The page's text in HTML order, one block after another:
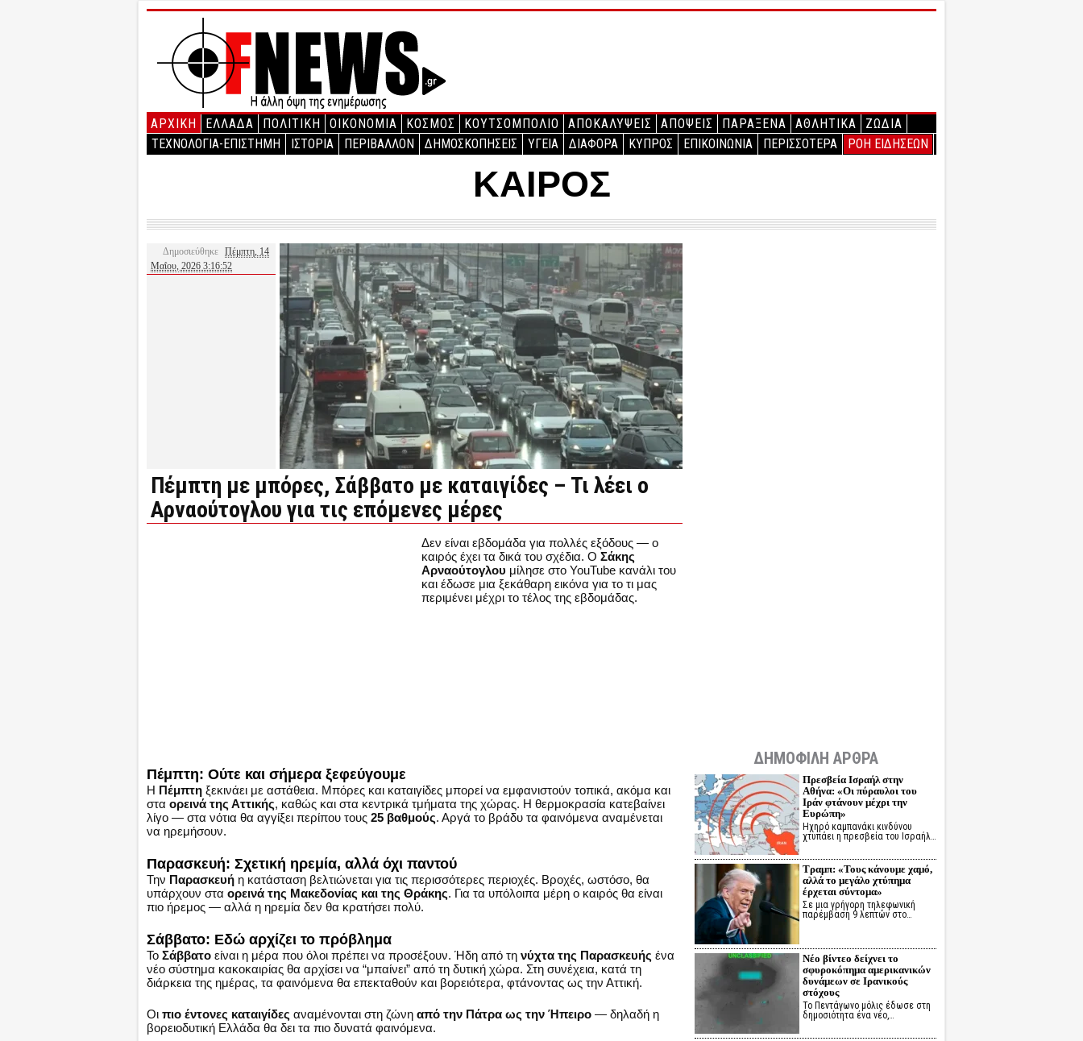
ΑΡΧΙΚΉ ΕΛΛΑΔΑ ΠΟΛΙΤΙΚΗ ΟΙΚΟΝΟΜΙΑ ΚΟΣΜΟΣ ΚΟΥΤΣΟΜΠΟΛΙΟ ΑΠΟΚΑΛΥΨΕΙΣ ΑΠΟΨΕΙΣ ΠΑΡΑΞΕΝΑ ΑΘΛΗΤΙΚΑ
ΖΩΔΙΑ
ΤΕΧΝΟΛΟΓΙΑ-ΕΠΙΣΤΗΜΗ
ΙΣΤΟΡΙΑ ΠΕΡΙΒΑΛΛΟΝ ΔΗΜΟΣΚΟΠΗΣΕΙΣ ΥΓΕΙΑ ΔΙΑΦΟΡΑ ΚΥΠΡΟΣ ΕΠΙΚΟΙΝΩΝΙΑ ΠΕΡΙΣΣΟΤΕΡΑ ΡΟΗ ΕΙΔΗΣΕΩΝ
ΚΑΙΡΟΣ
Δημοσιεύθηκε Πέμπτη, 14
Μαΐου, 2026 3:16:52
Πέμπτη με μπόρες, Σάββατο με καταιγίδες – Τι λέει ο
Αρναούτογλου για τις επόμενες μέρες
Δεν είναι εβδομάδα για πολλές εξόδους — ο
καιρός έχει τα δικά του σχέδια. Ο Σάκης
Αρναούτογλου μίλησε στο YouTube κανάλι του
και έδωσε μια ξεκάθαρη εικόνα για το τι μας
περιμένει μέχρι το τέλος της εβδομάδας.
Πέμπτη: Ούτε και σήμερα ξεφεύγουμε
Η Πέμπτη ξεκινάει με αστάθεια. Μπόρες και καταιγίδες μπορεί να εμφανιστούν τοπικά, ακόμα και
στα ορεινά της Αττικής, καθώς και στα κεντρικά τμήματα της χώρας. Η θερμοκρασία κατεβαίνει
λίγο — στα νότια θα αγγίξει περίπου τους 25 βαθμούς. Αργά το βράδυ τα φαινόμενα αναμένεται
να ηρεμήσουν.
Παρασκευή: Σχετική ηρεμία, αλλά όχι παντού
Την Παρασκευή η κατάσταση βελτιώνεται για τις περισσότερες περιοχές. Βροχές, ωστόσο, θα
υπάρχουν στα ορεινά της Μακεδονίας και της Θράκης. Για τα υπόλοιπα μέρη ο καιρός θα είναι
πιο ήρεμος — αλλά η ηρεμία δεν θα κρατήσει πολύ.
Σάββατο: Εδώ αρχίζει το πρόβλημα
Το Σάββατο είναι η μέρα που όλοι πρέπει να προσέξουν. Ήδη από τη νύχτα της Παρασκευής ένα
νέο σύστημα κακοκαιρίας θα αρχίσει να “μπαίνει” από τη δυτική χώρα. Στη συνέχεια, κατά τη
διάρκεια της ημέρας, τα φαινόμενα θα επεκταθούν και βορειότερα, φτάνοντας ως την Αττική.
Οι πιο έντονες καταιγίδες αναμένονται στη ζώνη από την Πάτρα ως την Ήπειρο — δηλαδή η
βορειοδυτική Ελλάδα θα δει τα πιο δυνατά φαινόμενα.
ΔΗΜΟΦΙΛΗ ΑΡΘΡΑ
Πρεσβεία Ισραήλ στην
Αθήνα: «Οι πύραυλοι του
Ιράν φτάνουν μέχρι την
Ευρώπη»
Ηχηρό καμπανάκι κινδύνου
χτυπάει η πρεσβεία του Ισραήλ…
Τραμπ: «Τους κάνουμε χαμό,
αλλά το μεγάλο χτύπημα
έρχεται σύντομα»
Σε μια γρήγορη τηλεφωνική
παρέμβαση 9 λεπτών στο…
Νέο βίντεο δείχνει το
σφυροκόπημα αμερικανικών
δυνάμεων σε Ιρανικούς
στόχους
Το Πεντάγωνο μόλις έδωσε στη
δημοσιότητα ένα νέο,…